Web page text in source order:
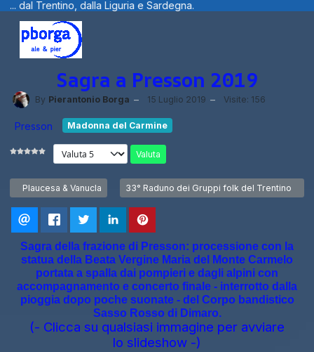
Benvenuti visitatori ...
Sagra a Presson 2019
By Pierantonio Borga 15 Luglio 2019 Visite: 156
Presson Madonna del Carmine
Valuta
Articolo precedente: Plaucesa & Vanucla
Plaucesa & Vanucla Articolo successivo: 33° Raduno dei Gruppi
33° Raduno dei Gruppi folk del Trentino
Sagra della frazione di Presson: processione con la
statua della Beata Vergine Maria del Monte Carmelo
portata a spalla dai pompieri e dagli alpini con
accompagnamento e concerto finale - interrotto dalla
pioggia dopo poche suonate - del Corpo bandistico
Sasso Rosso di Dimaro.
(- Clicca su qualsiasi immagine per avviare
lo slideshow -)